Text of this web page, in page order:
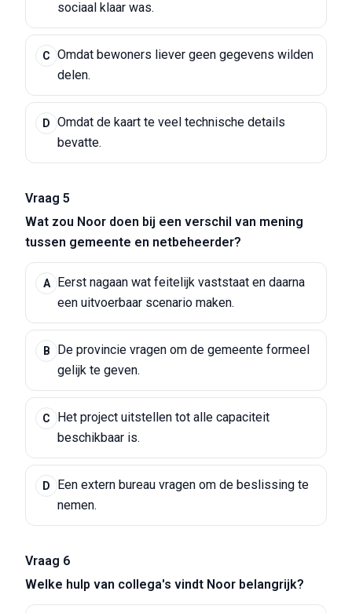
sociaal klaar was.
C
Omdat bewoners liever geen gegevens wilden
delen.
D
Omdat de kaart te veel technische details
bevatte.
Vraag 5
Wat zou Noor doen bij een verschil van mening
tussen gemeente en netbeheerder?
A
Eerst nagaan wat feitelijk vaststaat en daarna
een uitvoerbaar scenario maken.
B
De provincie vragen om de gemeente formeel
gelijk te geven.
C
Het project uitstellen tot alle capaciteit
beschikbaar is.
D
Een extern bureau vragen om de beslissing te
nemen.
Vraag 6
Welke hulp van collega's vindt Noor belangrijk?